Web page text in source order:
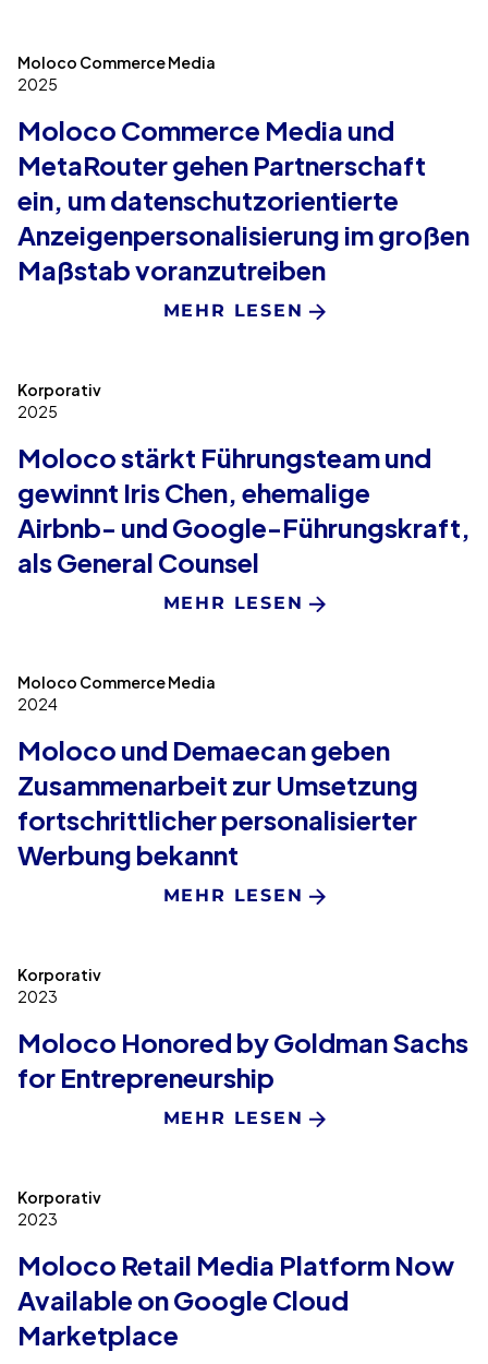
Moloco Commerce Media
2025
Moloco Commerce Media und
MetaRouter gehen Partnerschaft
ein, um datenschutzorientierte
Anzeigenpersonalisierung im großen
Maßstab voranzutreiben
MEHR LESEN
Korporativ
2025
Moloco stärkt Führungsteam und
gewinnt Iris Chen, ehemalige
Airbnb- und Google-Führungskraft,
als General Counsel
MEHR LESEN
Moloco Commerce Media
2024
Moloco und Demaecan geben
Zusammenarbeit zur Umsetzung
fortschrittlicher personalisierter
Werbung bekannt
MEHR LESEN
Korporativ
2023
Moloco Honored by Goldman Sachs
for Entrepreneurship
MEHR LESEN
Korporativ
2023
Moloco Retail Media Platform Now
Available on Google Cloud
Marketplace